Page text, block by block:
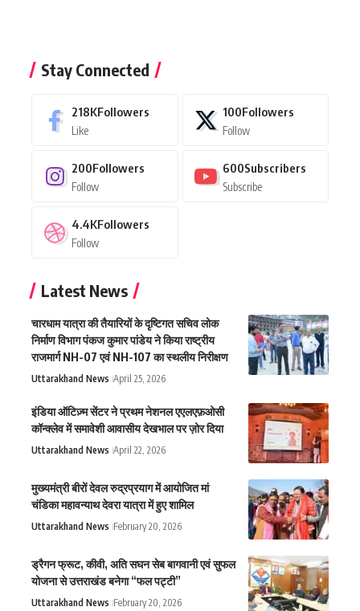
Stay Connected
218KFollowers
Like
100Followers
Follow
200Followers
Follow
600Subscribers
Subscribe
4.4KFollowers
Follow
Latest News
चारधाम यात्रा की तैयारियों के दृष्टिगत सचिव लोक
निर्माण विभाग पंकज कुमार पांडेय ने किया राष्ट्रीय
राजमार्ग NH-07 एवं NH-107 का स्थलीय निरीक्षण
Uttarakhand News April 25, 2026
इंडिया ऑटिज़्म सेंटर ने प्रथम नेशनल एएलएफ़ओसी
कॉन्क्लेव में समावेशी आवासीय देखभाल पर ज़ोर दिया
Uttarakhand News April 22, 2026
मुख्यमंत्री बीरों देवल रुद्रप्रयाग में आयोजित मां
चंडिका महावन्याथ देवरा यात्रा में हुए शामिल
Uttarakhand News February 20, 2026
ड्रैगन फ्रूट, कीवी, अति सघन सेब बागवानी एवं सुफल
योजना से उत्तराखंड बनेगा “फल पट्टी”
Uttarakhand News February 20, 2026